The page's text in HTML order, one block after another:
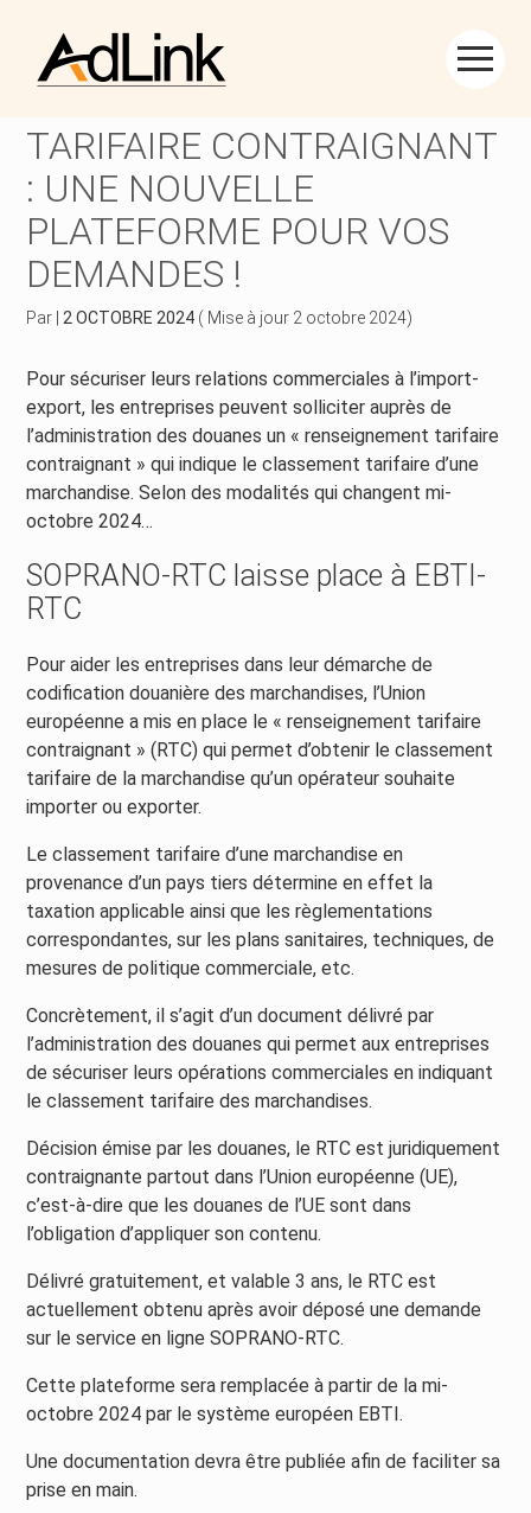
Aller
au
Créer et reprendre une activité
Développer votre entreprise
Construire votre patrimoine
Piloter votre gestion
Gérer vos ressources humaines
Dématérialiser vos documents
TARIFAIRE CONTRAIGNANT
: UNE NOUVELLE
PLATEFORME POUR VOS
DEMANDES !
Par 2 OCTOBRE 2024 ( Mise à jour 2 octobre 2024)
Pour sécuriser leurs relations commerciales à l’import-
export, les entreprises peuvent solliciter auprès de
l’administration des douanes un « renseignement tarifaire
contraignant » qui indique le classement tarifaire d’une
marchandise. Selon des modalités qui changent mi-
octobre 2024…
SOPRANO-RTC laisse place à EBTI-
RTC
Pour aider les entreprises dans leur démarche de
codification douanière des marchandises, l’Union
européenne a mis en place le « renseignement tarifaire
contraignant » (RTC) qui permet d’obtenir le classement
tarifaire de la marchandise qu’un opérateur souhaite
importer ou exporter.
Le classement tarifaire d’une marchandise en
provenance d’un pays tiers détermine en effet la
taxation applicable ainsi que les règlementations
correspondantes, sur les plans sanitaires, techniques, de
mesures de politique commerciale, etc.
Concrètement, il s’agit d’un document délivré par
l’administration des douanes qui permet aux entreprises
de sécuriser leurs opérations commerciales en indiquant
le classement tarifaire des marchandises.
Décision émise par les douanes, le RTC est juridiquement
contraignante partout dans l’Union européenne (UE),
c’est-à-dire que les douanes de l’UE sont dans
l’obligation d’appliquer son contenu.
Délivré gratuitement, et valable 3 ans, le RTC est
actuellement obtenu après avoir déposé une demande
sur le service en ligne SOPRANO-RTC.
Cette plateforme sera remplacée à partir de la mi-
octobre 2024 par le système européen EBTI.
Une documentation devra être publiée afin de faciliter sa
prise en main.